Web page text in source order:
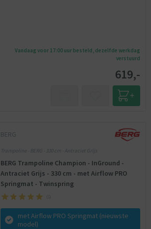
Vandaag voor 17:00 uur besteld, dezelfde werkdag
verstuurd
619,-
BERG
Trampoline - BERG - 330 cm - Antraciet Grijs
BERG Trampoline Champion - InGround -
Antraciet Grijs - 330 cm - met Airflow PRO
Springmat - Twinspring
1
met Airflow PRO Springmat (nieuwste
model)